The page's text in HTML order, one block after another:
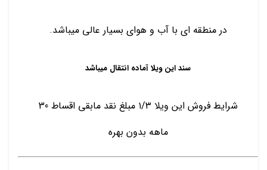
در منطقه ای با آب و هوای بسیار عالی میباشد.
سند این ویلا آماده انتقال میباشد
شرایط فروش این ویلا ۱/۳ مبلغ نقد مابقی اقساط 30
ماهه بدون بهره